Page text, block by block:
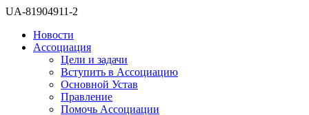
UA-81904911-2
Новости
Ассоциация
Цели и задачи
Вступить в Ассоциацию
Основной Устав
Правление
Помочь Ассоциации